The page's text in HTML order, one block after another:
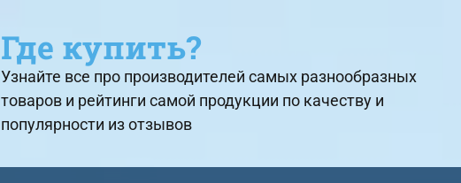
Где купить?
Узнайте все про производителей самых разнообразных
товаров и рейтинги самой продукции по качеству и
популярности из отзывов